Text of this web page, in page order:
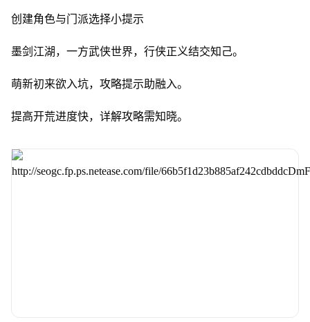
创建角色与门派选择小提示
墨剑江湖，一方武侠世界， 行侠正义结交知己。
萌新初来欲入坑， 攻略提示助融入。
提高开荒进度快， 详解攻略需知晓。